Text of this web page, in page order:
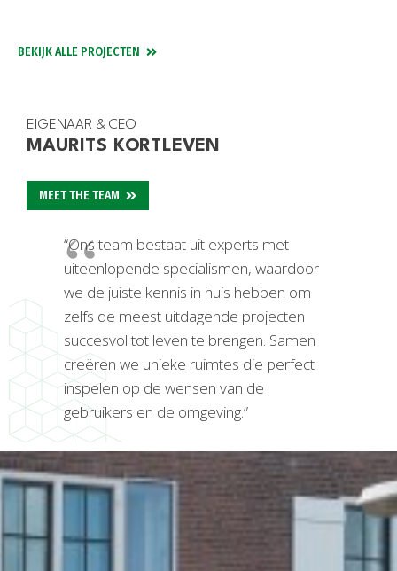
BEKIJK ALLE PROJECTEN
EIGENAAR & CEO
MAURITS KORTLEVEN
MEET THE TEAM
“Ons team bestaat uit experts met
uiteenlopende specialismen, waardoor
we de juiste kennis in huis hebben om
zelfs de meest uitdagende projecten
succesvol tot leven te brengen. Samen
creëren we unieke ruimtes die perfect
inspelen op de wensen van de
gebruikers en de omgeving.”